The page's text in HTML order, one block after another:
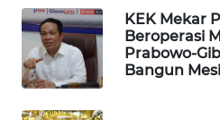
KEK Mekar
Beroperasi
Prabowo-
Bangun
MAWAKA
ID
MARTABAT
NET